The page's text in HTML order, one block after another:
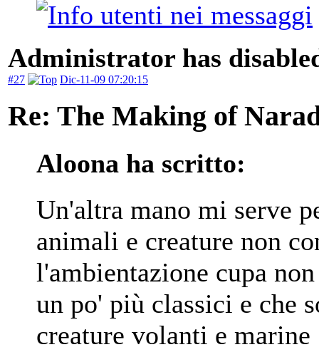
Administrator has
#27 Dic-11-09 07:20:15
Re: The Making of
Aloona ha scritto:
Un'altra mano mi serve
animali e creature non
l'ambientazione cupa
un po' più classici e che
creature volanti e marine